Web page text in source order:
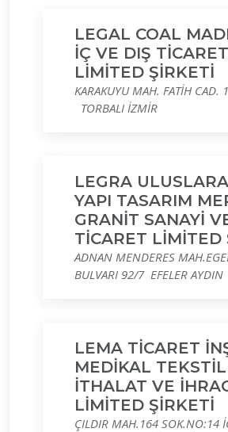
LEGAL COAL
İÇ VE DIŞ
LİMİTED ŞİRKETİ
KARAKUYU MAH. FATİH CAD.
TORBALI İZMİR
LEGRA
YAPI TASARIM
GRANİT SANAYİ
TİCARET LİMİTED
ADNAN MENDERES
BULVARI 92/7 EFELER AYDIN
LEMA TİCARET
MEDİKAL
İTHALAT VE
LİMİTED ŞİRKETİ
ÇILDIR MAH.164 SOK.NO:14